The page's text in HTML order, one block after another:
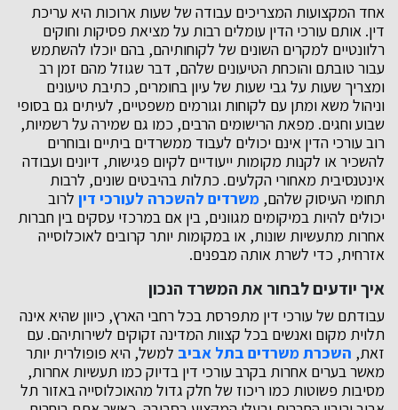
אחד המקצועות המצריכים עבודה של שעות ארוכות היא עריכת
דין. אותם עורכי הדין עומלים רבות על מציאת פסיקות וחוקים
רלוונטיים למקרים השונים של לקוחותיהם, בהם יוכלו להשתמש
עבור טובתם והוכחת הטיעונים שלהם, דבר שגוזל מהם זמן רב
ומצריך שעות על גבי שעות של עיון בחומרים, כתיבת טיעונים
וניהול משא ומתן עם לקוחות וגורמים משפטיים, לעיתים גם בסופי
שבוע וחגים. מפאת הרישומים הרבים, כמו גם שמירה על רשמיות,
רוב עורכי הדין אינם יכולים לעבוד ממשרדים ביתיים ובוחרים
להשכיר או לקנות מקומות ייעודיים לקיום פגישות, דיונים ועבודה
אינטנסיבית מאחורי הקלעים. כתלות בהיבטים שונים, לרבות
תחומי העיסוק שלהם, משרדים להשכרה לעורכי דין לרוב
יכולים להיות במיקומים מגוונים, בין אם במרכזי עסקים בין חברות
אחרות מתעשיות שונות, או במקומות יותר קרובים לאוכלוסייה
אזרחית, כדי לשרת אותה מבפנים.
איך יודעים לבחור את המשרד הנכון
עבודתם של עורכי דין מתפרסת בכל רחבי הארץ, כיוון שהיא אינה
תלוית מקום ואנשים בכל קצוות המדינה זקוקים לשירותיהם. עם
זאת, השכרת משרדים בתל אביב למשל, היא פופולרית יותר
מאשר בערים אחרות בקרב עורכי דין בדיוק כמו תעשיות אחרות,
מסיבות פשוטות כמו ריכוז של חלק גדול מהאוכלוסייה באזור תל